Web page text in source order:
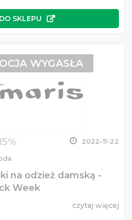
SKLEPU
2022-11-22
na odzież damską -
Week
czytaj więcej
WYGASŁA